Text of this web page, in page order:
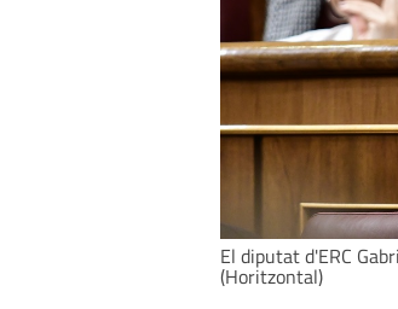
El diputat d'ERC
(Horitzontal)